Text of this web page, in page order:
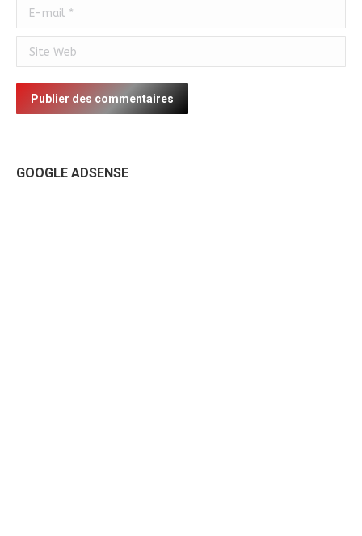
E-mail *
Site Web
Publier des commentaires
GOOGLE ADSENSE